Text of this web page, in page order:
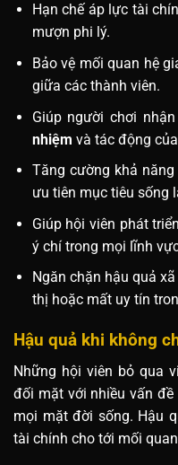
Hạn chế áp lực tài
mượn phi lý.
Bảo vệ mối quan hệ
giữa các thành viên.
Giúp người chơi
nhiệm và tác động
Tăng cường khả
ưu tiên mục tiêu sống
Giúp hội viên phát
ý chí trong mọi lĩnh
Ngăn chặn hậu quả
thị hoặc mất uy tín
Hậu quả khi không
Những hội viên bỏ qua
đối mặt với nhiều vấn
mọi mặt đời sống. Hậu
tài chính cho tới mối